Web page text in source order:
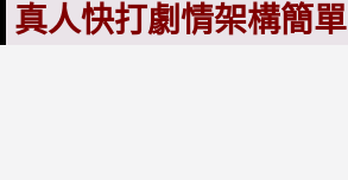
真人快打劇情架構簡單